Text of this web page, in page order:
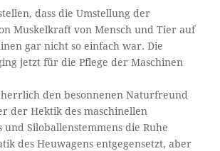
dass die Umstellung der
Muskelkraft von Mensch und Tier auf
gar nicht so einfach war. Die
jetzt für die Pflege der Maschinen
den besonnenen Naturfreund
der Hektik des maschinellen
Siloballenstemmens die Ruhe
des Heuwagens entgegensetzt, aber